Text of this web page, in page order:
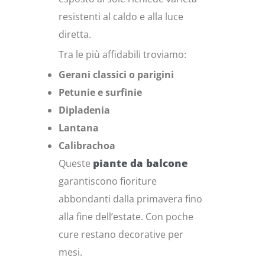
resistenti al caldo e alla luce
diretta.
Tra le più affidabili troviamo:
Gerani classici o parigini
Petunie e surfinie
Dipladenia
Lantana
Calibrachoa
Queste piante da balcone
garantiscono fioriture
abbondanti dalla primavera fino
alla fine dell’estate. Con poche
cure restano decorative per
mesi.